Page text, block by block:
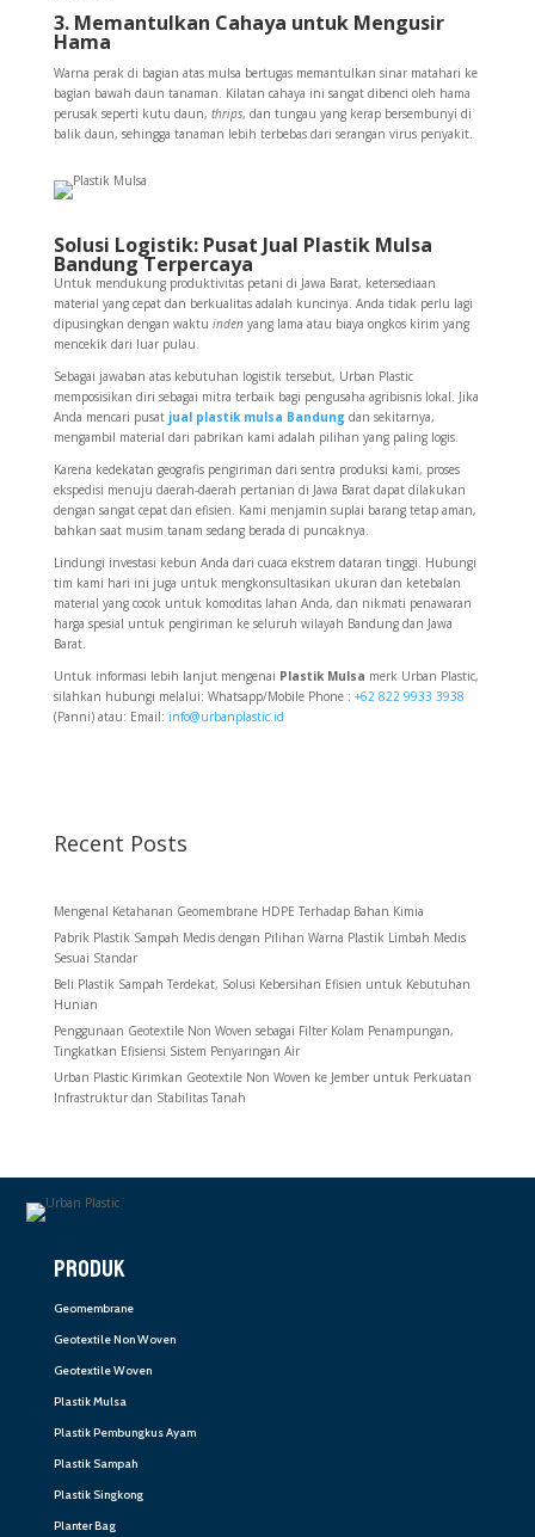
3. Memantulkan Cahaya untuk Mengusir
Hama
Warna perak di bagian atas mulsa bertugas memantulkan sinar matahari ke
bagian bawah daun tanaman. Kilatan cahaya ini sangat dibenci oleh hama
perusak seperti kutu daun, thrips, dan tungau yang kerap bersembunyi di
balik daun, sehingga tanaman lebih terbebas dari serangan virus penyakit.
Solusi Logistik: Pusat Jual Plastik Mulsa
Bandung Terpercaya
Untuk mendukung produktivitas petani di Jawa Barat, ketersediaan
material yang cepat dan berkualitas adalah kuncinya. Anda tidak perlu lagi
dipusingkan dengan waktu indenyang lama atau biaya ongkos kirim yang
mencekik dari luar pulau.
Sebagai jawaban atas kebutuhan logistik tersebut, Urban Plastic
memposisikan diri sebagai mitra terbaik bagi pengusaha agribisnis lokal. Jika
Anda mencari pusat jual plastik mulsa Bandung dan sekitarnya,
mengambil material dari pabrikan kami adalah pilihan yang paling logis.
Karena kedekatan geografis pengiriman dari sentra produksi kami, proses
ekspedisi menuju daerah-daerah pertanian di Jawa Barat dapat dilakukan
dengan sangat cepat dan efisien. Kami menjamin suplai barang tetap aman,
bahkan saat musim tanam sedang berada di puncaknya.
Lindungi investasi kebun Anda dari cuaca ekstrem dataran tinggi. Hubungi
tim kami hari ini juga untuk mengkonsultasikan ukuran dan ketebalan
material yang cocok untuk komoditas lahan Anda, dan nikmati penawaran
harga spesial untuk pengiriman ke seluruh wilayah Bandung dan Jawa
Barat.
Untuk informasi lebih lanjut mengenai Plastik Mulsa merk Urban Plastic,
silahkan hubungi melalui: Whatsapp/Mobile Phone : +62 822 9933 3938
(Panni) atau: Email: info@urbanplastic.id
Recent Posts
Mengenal Ketahanan Geomembrane HDPE Terhadap Bahan Kimia
Pabrik Plastik Sampah Medis dengan Pilihan Warna Plastik Limbah Medis
Sesuai Standar
Beli Plastik Sampah Terdekat, Solusi Kebersihan Efisien untuk Kebutuhan
Hunian
Penggunaan Geotextile Non Woven sebagai Filter Kolam Penampungan,
Tingkatkan Efisiensi Sistem Penyaringan Air
Urban Plastic Kirimkan Geotextile Non Woven ke Jember untuk Perkuatan
Infrastruktur dan Stabilitas Tanah
PRODUK
Geomembrane
Geotextile Non Woven
Geotextile Woven
Plastik Mulsa
Plastik Pembungkus Ayam
Plastik Sampah
Plastik Singkong
Planter Bag